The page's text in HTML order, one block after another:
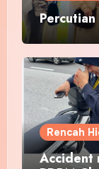
Rencah
Accident